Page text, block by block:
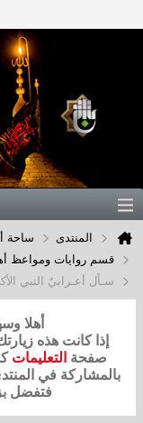
المنتدى
ساحة
قسم روايات ومواعظ
سـأل أعـرابيٌ النبي
أهلا
إذا كانت هذه
صفحة التعليمات
بالمشاركة في
فتفضل